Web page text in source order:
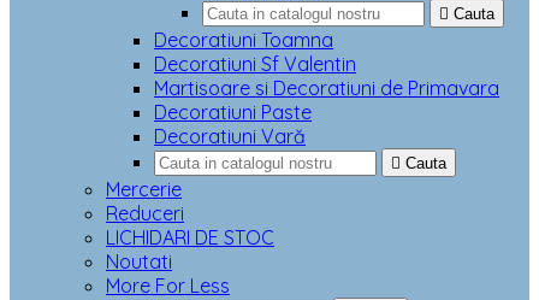
 Cauta
Decoratiuni Toamna
Decoratiuni Sf Valentin
Martisoare si Decoratiuni de Primavara
Decoratiuni Paste
Decoratiuni Vară
 Cauta
Mercerie
Reduceri
LICHIDARI DE STOC
Noutati
More For Less